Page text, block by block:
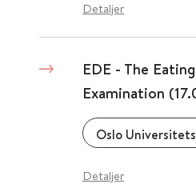
Detaljer
EDE - The
Examination
Oslo
Detaljer